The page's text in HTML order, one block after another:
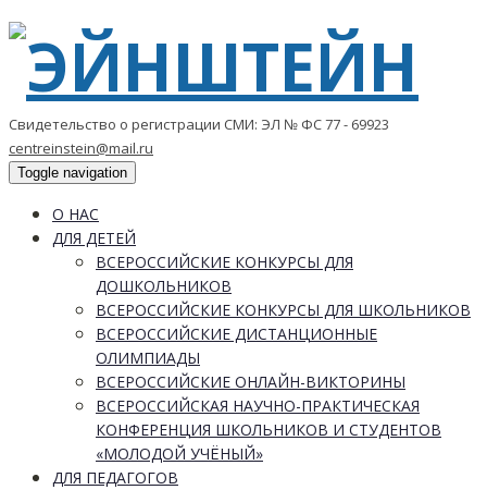
Свидетельство о регистрации СМИ: ЭЛ № ФС 77 - 69923
centreinstein@mail.ru
Toggle navigation
О НАС
ДЛЯ ДЕТЕЙ
ВСЕРОССИЙСКИЕ КОНКУРСЫ ДЛЯ
ДОШКОЛЬНИКОВ
ВСЕРОССИЙСКИЕ КОНКУРСЫ ДЛЯ ШКОЛЬНИКОВ
ВСЕРОССИЙСКИЕ ДИСТАНЦИОННЫЕ
ОЛИМПИАДЫ
ВСЕРОССИЙСКИЕ ОНЛАЙН-ВИКТОРИНЫ
ВСЕРОССИЙСКАЯ НАУЧНО-ПРАКТИЧЕСКАЯ
КОНФЕРЕНЦИЯ ШКОЛЬНИКОВ И СТУДЕНТОВ
«МОЛОДОЙ УЧЁНЫЙ»
ДЛЯ ПЕДАГОГОВ